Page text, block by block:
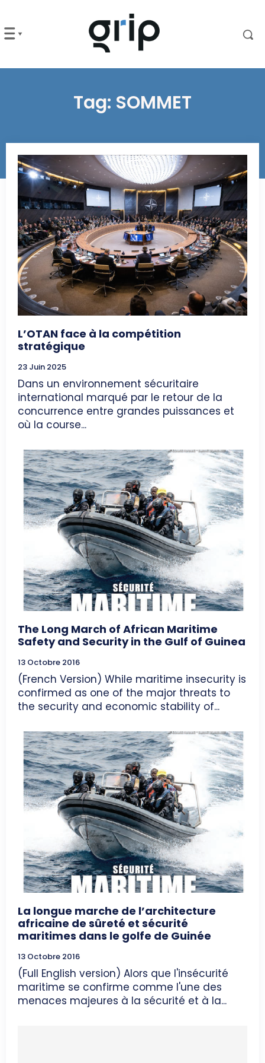
Tag: SOMMET
L’OTAN face à la compétition
stratégique
23 Juin 2025
Dans un environnement sécuritaire
international marqué par le retour de la
concurrence entre grandes puissances et
où la course...
The Long March of African Maritime
Safety and Security in the Gulf of Guinea
13 Octobre 2016
(French Version) While maritime insecurity is
confirmed as one of the major threats to
the security and economic stability of...
La longue marche de l’architecture
africaine de sûreté et sécurité
maritimes dans le golfe de Guinée
13 Octobre 2016
(Full English version) Alors que l'insécurité
maritime se confirme comme l'une des
menaces majeures à la sécurité et à la...